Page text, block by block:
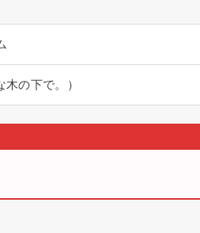
の下で。）